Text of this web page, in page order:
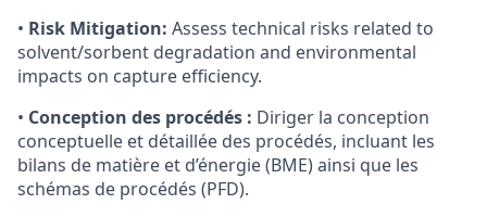
• Risk Mitigation: Assess technical risks related to
solvent/sorbent degradation and environmental
impacts on capture efficiency.
• Conception des procédés : Diriger la conception
conceptuelle et détaillée des procédés, incluant les
bilans de matière et d’énergie (BME) ainsi que les
schémas de procédés (PFD).